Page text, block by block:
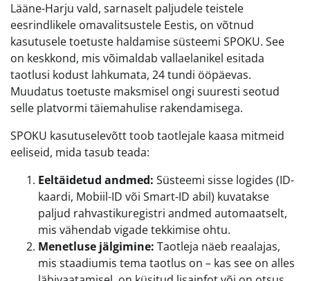
Lääne-Harju vald, sarnaselt paljudele teistele
eesrindlikele omavalitsustele Eestis, on võtnud
kasutusele toetuste haldamise süsteemi SPOKU. See
on keskkond, mis võimaldab vallaelanikel esitada
taotlusi kodust lahkumata, 24 tundi ööpäevas.
Muudatus toetuste maksmisel ongi suuresti seotud
selle platvormi täiemahulise rakendamisega.
SPOKU kasutuselevõtt toob taotlejale kaasa mitmeid
eeliseid, mida tasub teada:
Eeltäidetud andmed: Süsteemi sisse logides (ID-
kaardi, Mobiil-ID või Smart-ID abil) kuvatakse
paljud rahvastikuregistri andmed automaatselt,
mis vähendab vigade tekkimise ohtu.
Menetluse jälgimine: Taotleja näeb reaalajas,
mis staadiumis tema taotlus on – kas see on alles